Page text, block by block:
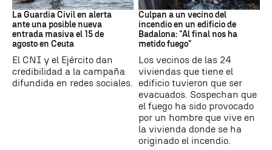
La Guardia Civil en alerta
ante una posible nueva
entrada masiva el 15 de
agosto en Ceuta
El CNI y el Ejército dan
credibilidad a la campaña
difundida en redes sociales.
Culpan a un vecino del
incendio en un edificio de
Badalona: "Al final nos ha
metido fuego"
Los vecinos de las 24
viviendas que tiene el
edificio tuvieron que ser
evacuados. Sospechan que
el fuego ha sido provocado
por un hombre que vive en
la vivienda donde se ha
originado el incendio.